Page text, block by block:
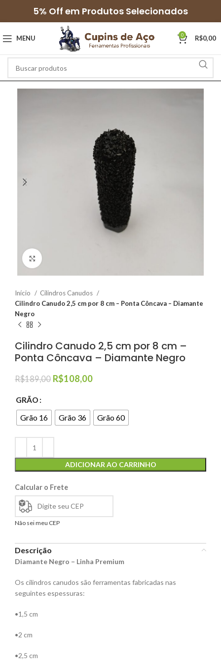
5% Off em Produtos Selecionados
MENU 0 R$0,00
Início
Cilindros Canudos
Cilindro Canudo 2,5 cm por 8 cm – Ponta Côncava – Diamante
Negro
Cilindro Canudo 2,5 cm por 8 cm –
Ponta Côncava – Diamante Negro
R$189,00 R$108,00
GRÃO
Grão 16 Grão 36 Grão 60
ADICIONAR AO CARRINHO
Calcular o Frete
Não sei meu CEP
Descrição
Diamante Negro – Linha Premium
Os cilindros canudos são ferramentas fabricadas nas
seguintes espessuras:
•1,5 cm
•2 cm
•2,5 cm